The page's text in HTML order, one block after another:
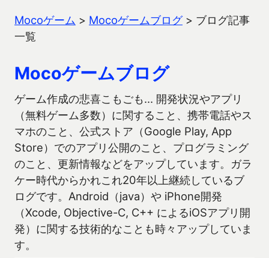
Mocoゲーム > Mocoゲームブログ> ブログ記事
一覧
Mocoゲームブログ
ゲーム作成の悲喜こもごも… 開発状況やアプリ
（無料ゲーム多数）に関すること、携帯電話やス
マホのこと、公式ストア（Google Play, App
Store）でのアプリ公開のこと、プログラミング
のこと、更新情報などをアップしています。ガラ
ケー時代からかれこれ20年以上継続しているブ
ログです。Android（java）や iPhone開発
（Xcode, Objective-C, C++ によるiOSアプリ開
発）に関する技術的なことも時々アップしていま
す。